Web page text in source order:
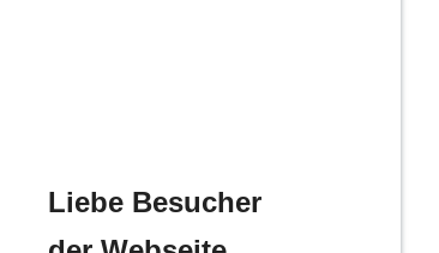
Liebe Besucher